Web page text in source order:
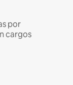
por
cargos